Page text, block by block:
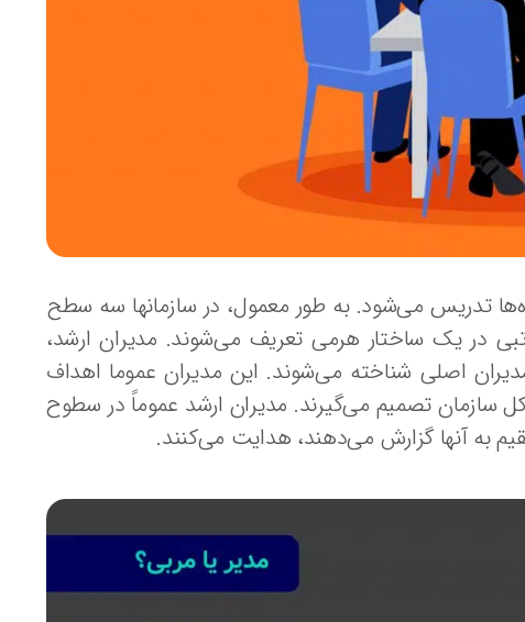
تدریس می‌شود. به طور معمول، در سازمانها سه سطح
در یک ساختار هرمی تعریف می‌شوند. مدیران ارشد،
اصلی شناخته می‌شوند. این مدیران عموما اهداف
سازمان تصمیم می‌گیرند. مدیران ارشد عموماً در سطوح
به آنها گزارش می‌دهند، هدایت می‌کنند.